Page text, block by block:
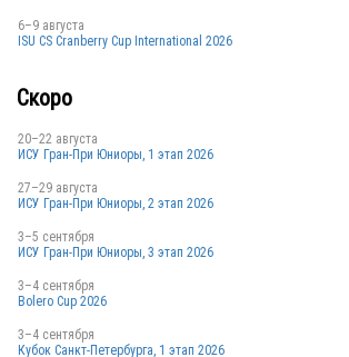
6–9 августа
ISU CS Cranberry Cup International 2026
Скоро
20–22 августа
ИСУ Гран-При Юниоры, 1 этап 2026
27–29 августа
ИСУ Гран-При Юниоры, 2 этап 2026
3–5 сентября
ИСУ Гран-При Юниоры, 3 этап 2026
3–4 сентября
Bolero Cup 2026
3–4 сентября
Кубок Санкт-Петербурга, 1 этап 2026